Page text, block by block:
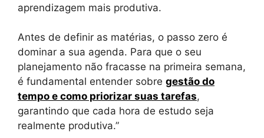
aprendizagem mais produtiva.
Antes de definir as matérias, o passo zero é
dominar a sua agenda. Para que o seu
planejamento não fracasse na primeira semana,
é fundamental entender sobre gestão do
tempo e como priorizar suas tarefas,
garantindo que cada hora de estudo seja
realmente produtiva.”